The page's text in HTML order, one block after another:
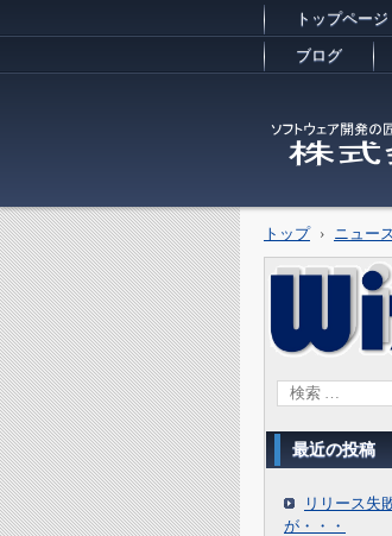
トップページ
ブログ
トップ › ニュー
最近の投稿
リリース失
が・・・